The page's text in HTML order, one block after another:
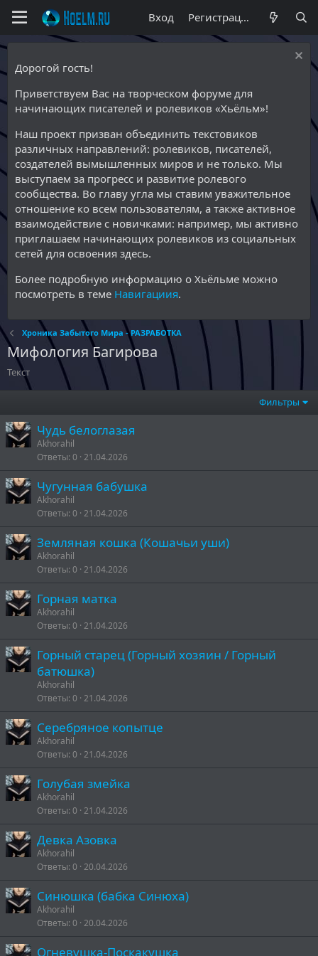
Вход Регистрация
Дорогой гость!
Приветствуем Вас на творческом форуме для
начинающих писателей и ролевиков «Хьёльм»!
Наш проект призван объединить текстовиков
различных направлений: ролевиков, писателей,
создателей вымышленных миров и не только. Мы
выступаем за прогресс и развитие ролевого
сообщества. Во главу угла мы ставим уважительное
отношение ко всем пользователям, а также активное
взаимодействие с новичками: например, мы активно
приглашаем начинающих ролевиков из социальных
сетей для освоения здесь.
Более подробную информацию о Хьёльме можно
посмотреть в теме Навигациия.
Хроника Забытого Мира - РАЗРАБОТКА
Мифология Багирова
Текст
Фильтры
Чудь белоглазая
Akhorahil
Ответы 0 21.04.2026
Чугунная бабушка
Akhorahil
Ответы 0 21.04.2026
Земляная кошка (Кошачьи уши)
Akhorahil
Ответы 0 21.04.2026
Горная матка
Akhorahil
Ответы 0 21.04.2026
Горный старец (Горный хозяин / Горный
батюшка)
Akhorahil
Ответы 0 21.04.2026
Серебряное копытце
Akhorahil
Ответы 0 21.04.2026
Голубая змейка
Akhorahil
Ответы 0 21.04.2026
Девка Азовка
Akhorahil
Ответы 0 20.04.2026
Синюшка (бабка Синюха)
Akhorahil
Ответы 0 20.04.2026
Огневушка-Поскакушка